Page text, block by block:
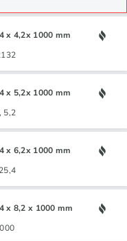
x 4,2x 1000 mm
x 5,2x 1000 mm
5,2
x 6,2x 1000 mm
x 8,2 x 1000 mm